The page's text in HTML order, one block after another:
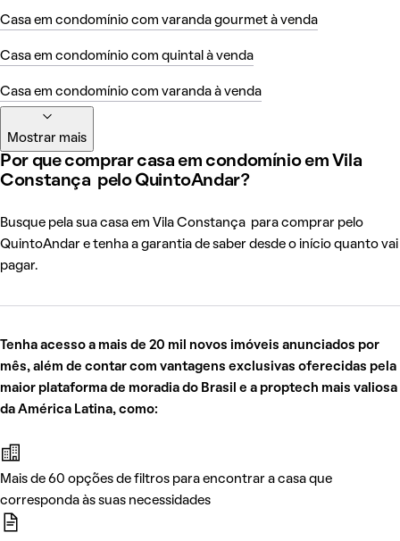
Casa em condomínio com varanda gourmet à venda
Casa em condomínio com quintal à venda
Casa em condomínio com varanda à venda
Mostrar mais
Por que comprar casa em condomínio em Vila
Constança pelo QuintoAndar?
Busque pela sua casa em Vila Constança para comprar pelo
QuintoAndar e tenha a garantia de saber desde o início quanto vai
pagar.
Tenha acesso a mais de 20 mil novos imóveis anunciados por
mês, além de contar com vantagens exclusivas oferecidas pela
maior plataforma de moradia do Brasil e a proptech mais valiosa
da América Latina, como:
Mais de 60 opções de filtros para encontrar a casa que
corresponda às suas necessidades